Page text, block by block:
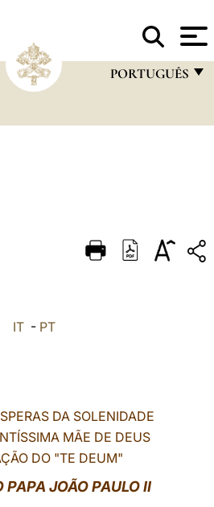
PORTUGUÊS
DEUTSCH
IT- PT
DA SOLENIDADE
MÃE DE DEUS
DO "TE DEUM"
PAPA JOÃO PAULO II